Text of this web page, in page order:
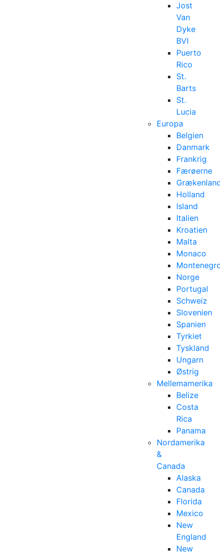
Jost
Van
Dyke
BVI
Puerto
Rico
St.
Barts
St.
Lucia
Europa
Belgien
Danmark
Frankrig
Færøerne
Holland
Island
Italien
Kroatien
Malta
Monaco
Norge
Portugal
Schweiz
Slovenien
Spanien
Tyrkiet
Tyskland
Ungarn
Østrig
Mellemamerika
Belize
Costa
Rica
Panama
Nordamerika
&
Canada
Alaska
Canada
Florida
Mexico
New
England
New